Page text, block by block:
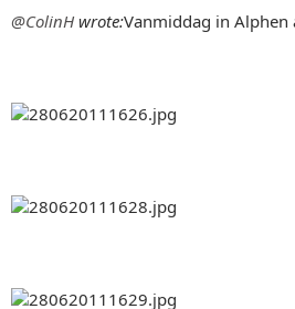
@ColinHwrote:Vanmiddag in Alphen